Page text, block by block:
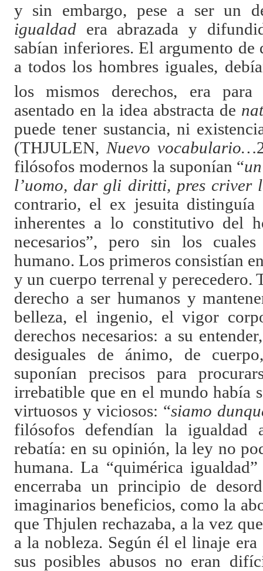
y sin embargo, pese a ser un
igualdadera abrazada y
sabían inferiores. El argumento de
a todos los hombres iguales,
los mismos derechos, era
asentado en la idea abstracta de
puede tener sustancia, ni
(THJULEN,Nuevo vocabulario…
filósofos modernos la suponían “
l’uomo, dar gli diritti, pres criver
contrario, el ex jesuita distinguía
inherentes a lo constitutivo del
necesarios”, pero sin los
humano. Los primeros consistían
y un cuerpo terrenal y perecedero.
derecho a ser humanos y
belleza, el ingenio, el vigor
derechos necesarios: a su
desiguales de ánimo, de
suponían precisos para
irrebatible que en el mundo había
virtuosos y viciosos: “siamo
filósofos defendían la
rebatía: en su opinión, la ley no
humana. La “quimérica
encerraba un principio de
imaginarios beneficios, como la
que Thjulen rechazaba, a la vez
a la nobleza. Según él el linaje
sus posibles abusos no eran